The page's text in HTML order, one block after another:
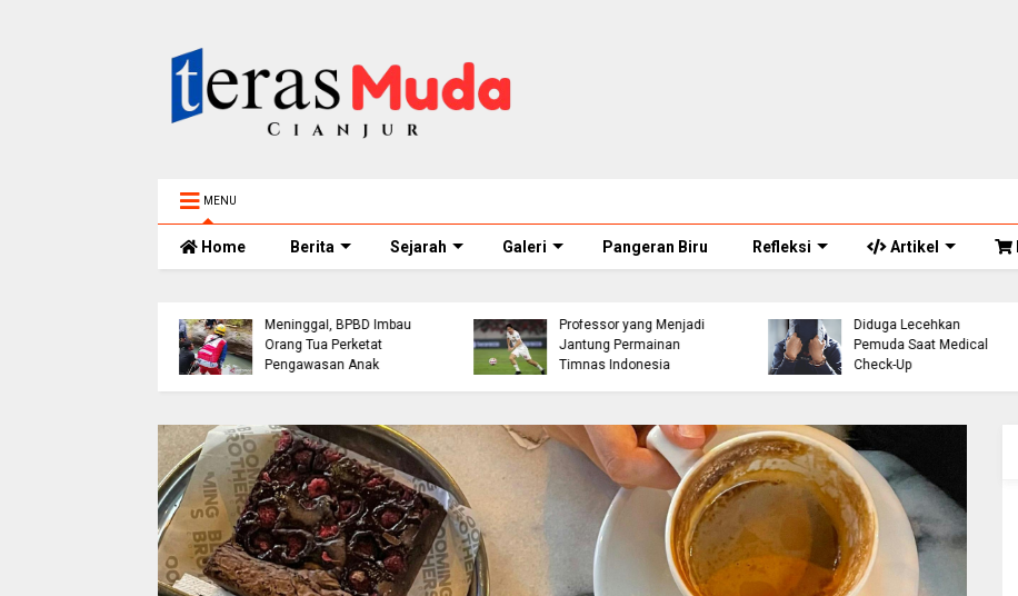
MENU
Home Berita Sejarah Galeri Pangeran Biru Refleksi Artikel
Meninggal, BPBD Imbau
Orang Tua Perketat
Pengawasan Anak
Professor yang Menjadi
Jantung Permainan
Timnas Indonesia
Diduga Lecehkan
Pemuda Saat Medical
Check-Up